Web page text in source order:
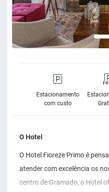
Estacionamento
com custo
O Hotel
O Hotel Fioreze Primo é
atender com excelência os
centro de Gramado, o Hotel